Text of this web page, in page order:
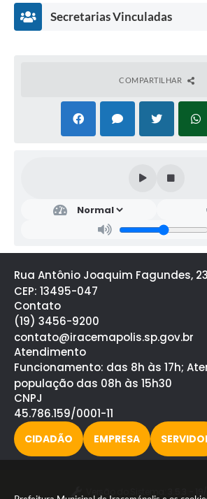
Secretarias Vinculadas
etar
Ralf
Silva
COMPARTILHAR
Rua Antônio Joaquim Fagundes,
CEP: 13495-047
Contato
(19) 3456-9200
contato@iracemapolis.sp.gov.br
Atendimento
Funcionamento: das 8h às 17h;
população das 08h às 15h30
CNPJ
45.786.159/0001-11
CIDADÃO EMPRESA